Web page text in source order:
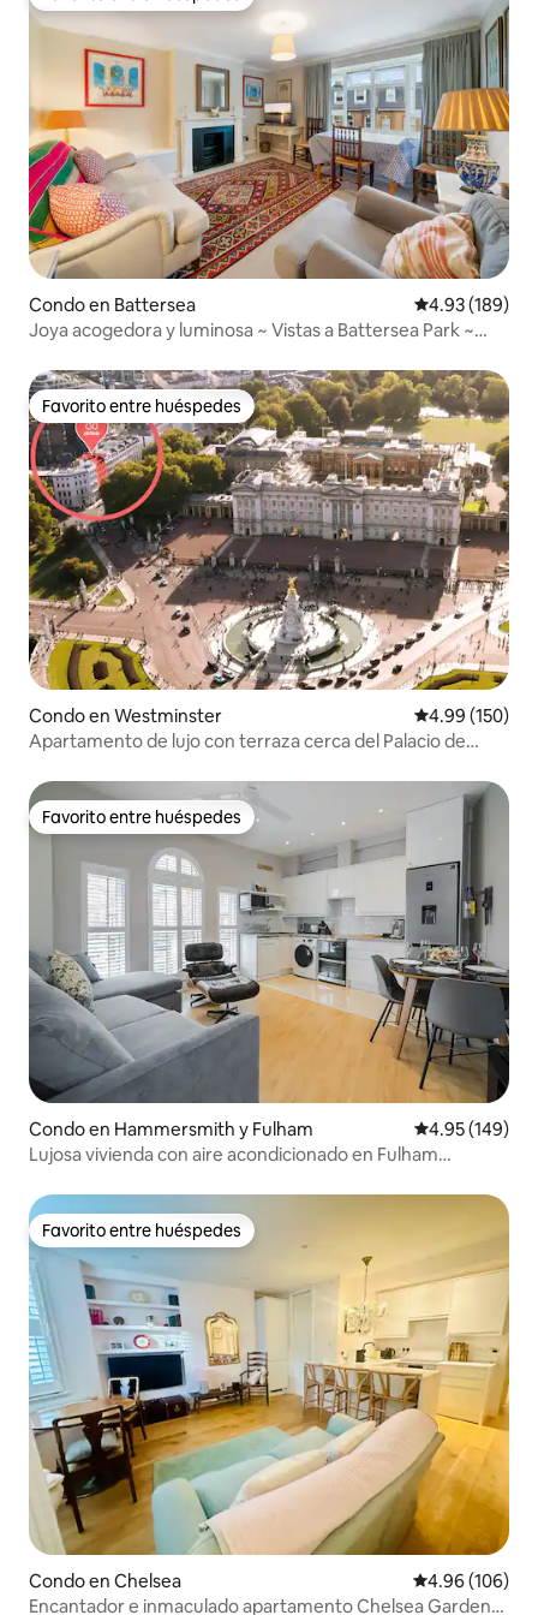
Favorito entre huéspedes
Condo en Battersea Calificación
4.93 (189)
Joya acogedora y luminosa ~ Vistas a Battersea Park ~
Favorito entre huéspedes
Favorito entre huéspedes
Condo en Westminster Calificación
4.99 (150)
Apartamento de lujo con terraza cerca del Palacio de
Favorito entre huéspedes
Favorito entre huéspedes
Condo en Hammersmith y Fulham Calificación
4.95 (149)
Lujosa vivienda con aire acondicionado en Fulham
Favorito entre huéspedes
Favorito entre huéspedes
Condo en Chelsea Calificación
4.96 (106)
Encantador e inmaculado apartamento Chelsea Garden